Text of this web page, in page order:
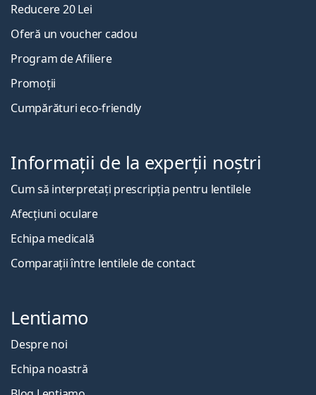
Reducere 20 Lei
Oferă un voucher cadou
Program de Afiliere
Promoții
Cumpărături eco-friendly
Informații de la experții noștri
Cum să interpretați prescripția pentru lentilele
Afecțiuni oculare
Echipa medicală
Comparații între lentilele de contact
Lentiamo
Despre noi
Echipa noastră